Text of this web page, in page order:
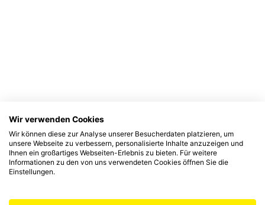
Wir verwenden Cookies
Wir können diese zur Analyse unserer Besucherdaten platzieren, um
unsere Webseite zu verbessern, personalisierte Inhalte anzuzeigen und
Ihnen ein großartiges Webseiten-Erlebnis zu bieten. Für weitere
Informationen zu den von uns verwendeten Cookies öffnen Sie die
Einstellungen.